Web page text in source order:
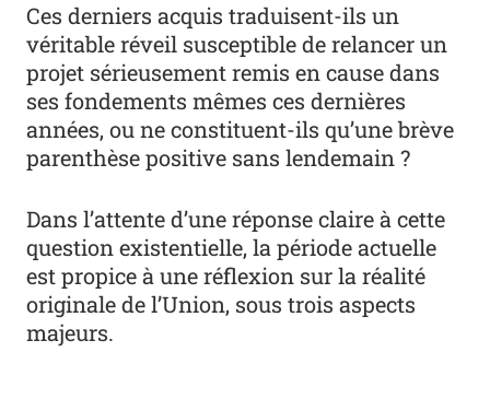
Ces derniers acquis traduisent-ils un
véritable réveil susceptible de relancer un
projet sérieusement remis en cause dans
ses fondements mêmes ces dernières
années, ou ne constituent-ils qu’une brève
parenthèse positive sans lendemain ?
Dans l’attente d’une réponse claire à cette
question existentielle, la période actuelle
est propice à une réflexion sur la réalité
originale de l’Union, sous trois aspects
majeurs.